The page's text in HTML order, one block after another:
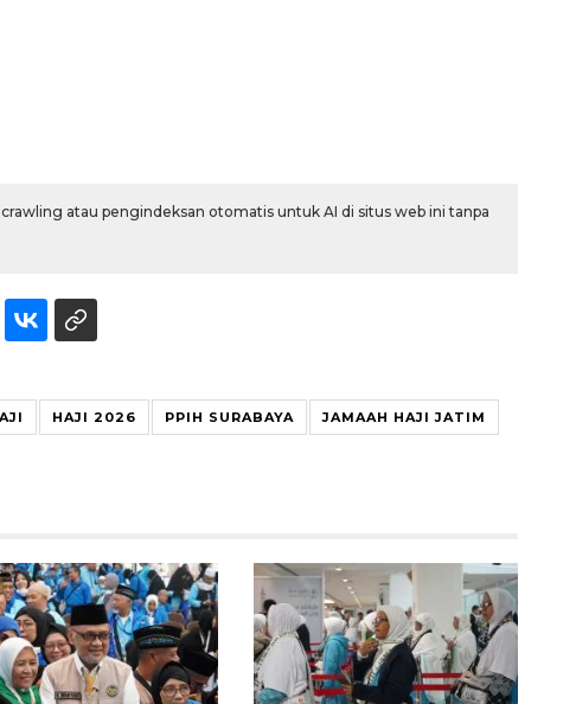
atau pengindeksan otomatis untuk AI di situs web ini tanpa
HAJI 2026 PPIH SURABAYA JAMAAH HAJI JATIM